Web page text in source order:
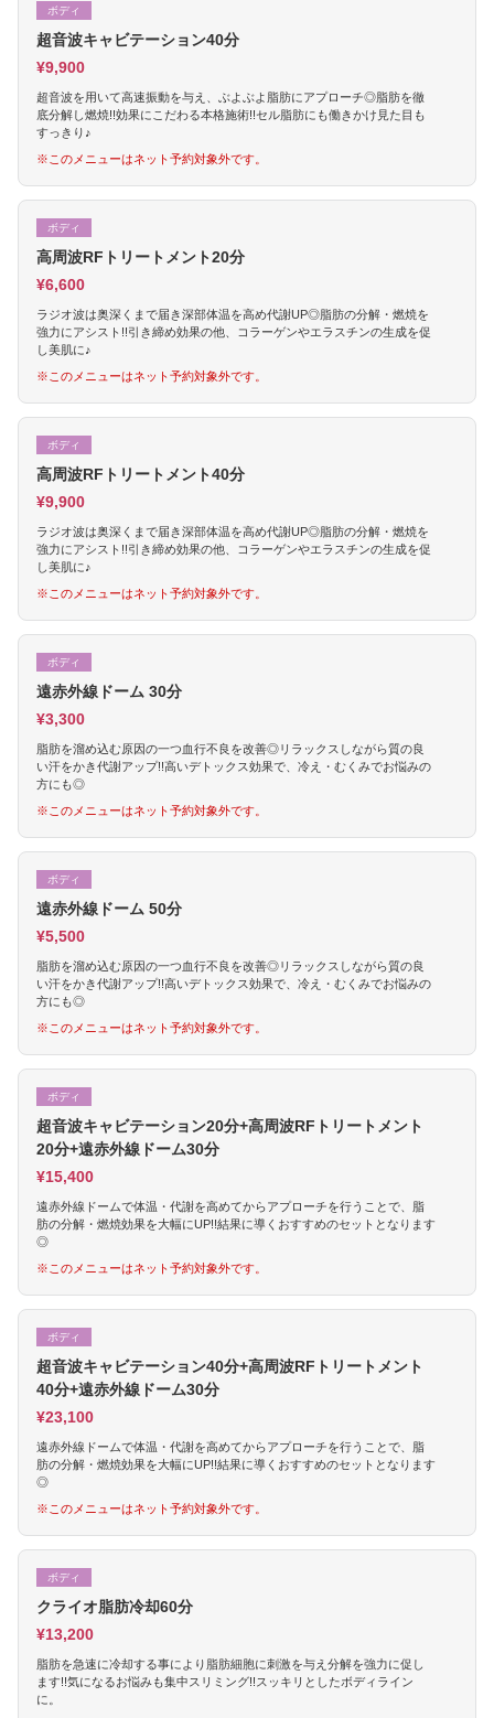
ボディ
超音波キャビテーション40分
¥9,900
超音波を用いて高速振動を与え、ぶよぶよ脂肪にアプローチ◎脂肪を徹
底分解し燃焼!!効果にこだわる本格施術!!セル脂肪にも働きかけ見た目も
すっきり♪
※このメニューはネット予約対象外です。
ボディ
高周波RFトリートメント20分
¥6,600
ラジオ波は奥深くまで届き深部体温を高め代謝UP◎脂肪の分解・燃焼を
強力にアシスト!!引き締め効果の他、コラーゲンやエラスチンの生成を促
し美肌に♪
※このメニューはネット予約対象外です。
ボディ
高周波RFトリートメント40分
¥9,900
ラジオ波は奥深くまで届き深部体温を高め代謝UP◎脂肪の分解・燃焼を
強力にアシスト!!引き締め効果の他、コラーゲンやエラスチンの生成を促
し美肌に♪
※このメニューはネット予約対象外です。
ボディ
遠赤外線ドーム 30分
¥3,300
脂肪を溜め込む原因の一つ血行不良を改善◎リラックスしながら質の良
い汗をかき代謝アップ!!高いデトックス効果で、冷え・むくみでお悩みの
方にも◎
※このメニューはネット予約対象外です。
ボディ
遠赤外線ドーム 50分
¥5,500
脂肪を溜め込む原因の一つ血行不良を改善◎リラックスしながら質の良
い汗をかき代謝アップ!!高いデトックス効果で、冷え・むくみでお悩みの
方にも◎
※このメニューはネット予約対象外です。
ボディ
超音波キャビテーション20分+高周波RFトリートメント
20分+遠赤外線ドーム30分
¥15,400
遠赤外線ドームで体温・代謝を高めてからアプローチを行うことで、脂
肪の分解・燃焼効果を大幅にUP!!結果に導くおすすめのセットとなります
◎
※このメニューはネット予約対象外です。
ボディ
超音波キャビテーション40分+高周波RFトリートメント
40分+遠赤外線ドーム30分
¥23,100
遠赤外線ドームで体温・代謝を高めてからアプローチを行うことで、脂
肪の分解・燃焼効果を大幅にUP!!結果に導くおすすめのセットとなります
◎
※このメニューはネット予約対象外です。
ボディ
クライオ脂肪冷却60分
¥13,200
脂肪を急速に冷却する事により脂肪細胞に刺激を与え分解を強力に促し
ます!!気になるお悩みも集中スリミング!!スッキリとしたボディライン
に。